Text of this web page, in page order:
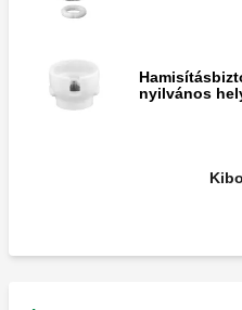
nyilvános
Speciális